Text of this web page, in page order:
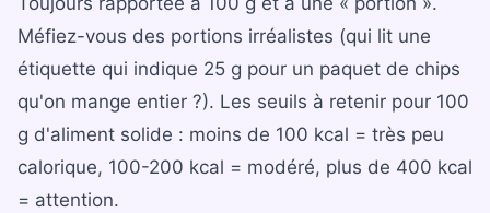
Méfiez-vous des portions irréalistes (qui lit une
étiquette qui indique 25 g pour un paquet de chips
qu'on mange entier ?). Les seuils à retenir pour 100
g d'aliment solide : moins de 100 kcal = très peu
calorique, 100-200 kcal = modéré, plus de 400 kcal
= attention.